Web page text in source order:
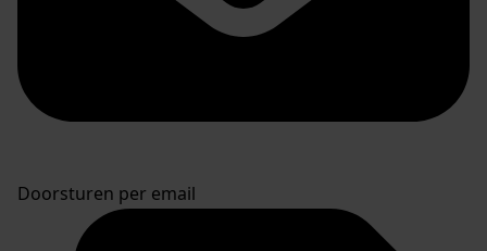
Doorsturen per email